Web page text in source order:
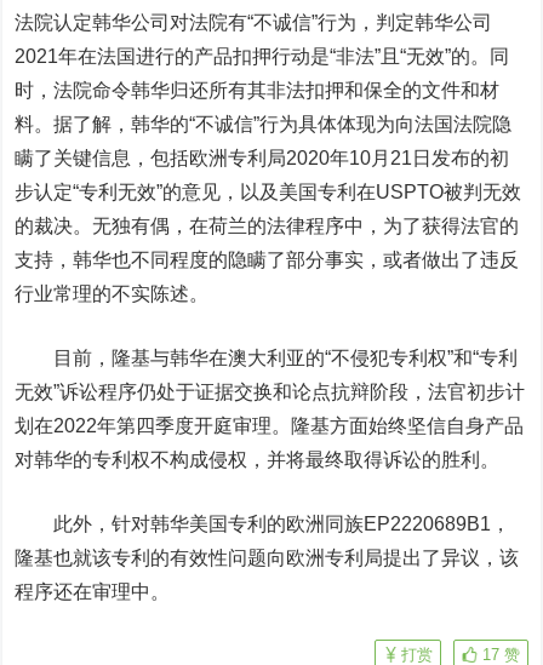
法院认定韩华公司对法院有“不诚信”行为，判定韩华公司
2021年在法国进行的产品扣押行动是“非法”且“无效”的。同
时，法院命令韩华归还所有其非法扣押和保全的文件和材
料。据了解，韩华的“不诚信”行为具体体现为向法国法院隐
瞒了关键信息，包括欧洲专利局2020年10月21日发布的初
步认定“专利无效”的意见，以及美国专利在USPTO被判无效
的裁决。无独有偶，在荷兰的法律程序中，为了获得法官的
支持，韩华也不同程度的隐瞒了部分事实，或者做出了违反
行业常理的不实陈述。
目前，隆基与韩华在澳大利亚的“不侵犯专利权”和“专利
无效”诉讼程序仍处于证据交换和论点抗辩阶段，法官初步计
划在2022年第四季度开庭审理。隆基方面始终坚信自身产品
对韩华的专利权不构成侵权，并将最终取得诉讼的胜利。
此外，针对韩华美国专利的欧洲同族EP2220689B1，
隆基也就该专利的有效性问题向欧洲专利局提出了异议，该
程序还在审理中。
17 赞
打赏